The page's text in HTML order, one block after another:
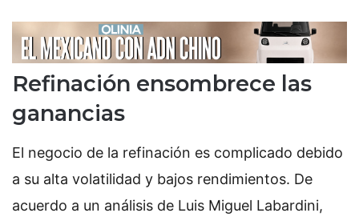
Refinación ensombrece las
ganancias
El negocio de la refinación es complicado debido
a su alta volatilidad y bajos rendimientos. De
acuerdo a un análisis de Luis Miguel Labardini,